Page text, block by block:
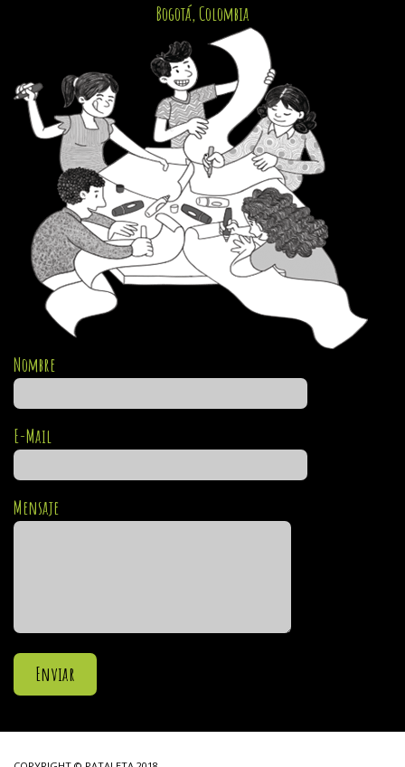
Bogotá, Colombia
Nombre
E-Mail
Mensaje